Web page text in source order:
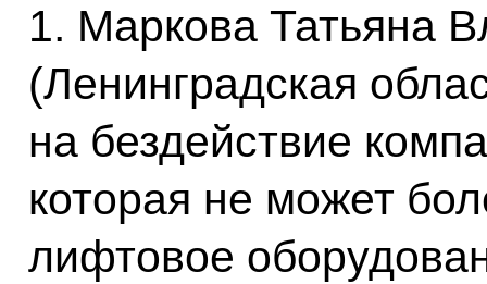
1. Маркова Татьяна
(Ленинградская
на бездействие
которая не может
лифтовое